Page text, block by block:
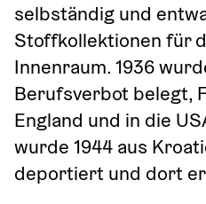
selbständig und
Stoffkollektionen für
Innenraum. 1936
Berufsverbot belegt,
England und in die
wurde 1944 aus
deportiert und dort